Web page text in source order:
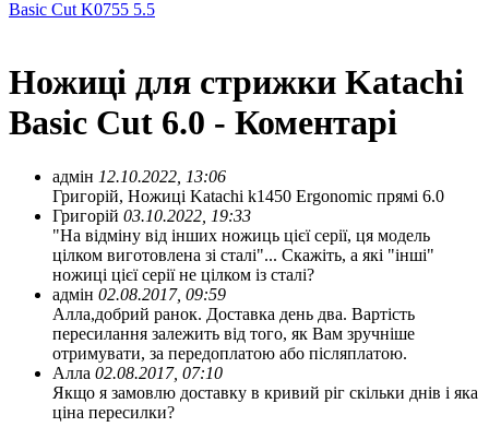
Basic Cut K0755 5.5
Ножиці для стрижки Katachi
Basic Cut 6.0 - Коментарі
адмін 12.10.2022, 13:06
Григорій, Ножиці Katachi k1450 Ergonomic прямі 6.0
Григорій 03.10.2022, 19:33
"На відміну від інших ножиць цієї серії, ця модель
цілком виготовлена ​​зі сталі"... Скажіть, а які "інші"
ножиці цієї серії не цілком із сталі?
адмін 02.08.2017, 09:59
Алла,добрий ранок. Доставка день два. Вартість
пересилання залежить від того, як Вам зручніше
отримувати, за передоплатою або післяплатою.
Алла 02.08.2017, 07:10
Якщо я замовлю доставку в кривий ріг скільки днів і яка
ціна пересилки?